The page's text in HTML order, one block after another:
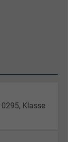
Klasse